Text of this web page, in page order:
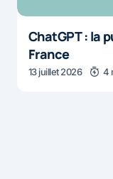
ChatGPT : la
France
13 juillet 2026 4